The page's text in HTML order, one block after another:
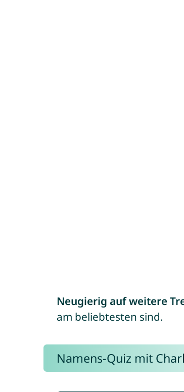
Neugierig auf weitere
am beliebtesten sind.
Namens-Quiz mit